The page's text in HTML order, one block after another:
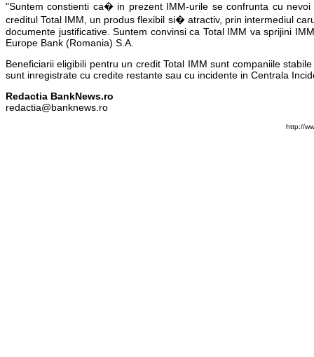
"Suntem constienti ca� in prezent IMM-urile se confrunta cu
creditul Total IMM, un produs flexibil si� atractiv, prin intermediul
documente justificative. Suntem convinsi ca Total IMM va sprijini
Europe Bank (Romania) S.A.
Beneficiarii eligibili pentru un credit Total IMM sunt companiile
sunt inregistrate cu credite restante sau cu incidente in Centrala
Redactia BankNews.ro
redactia@banknews.ro
http://